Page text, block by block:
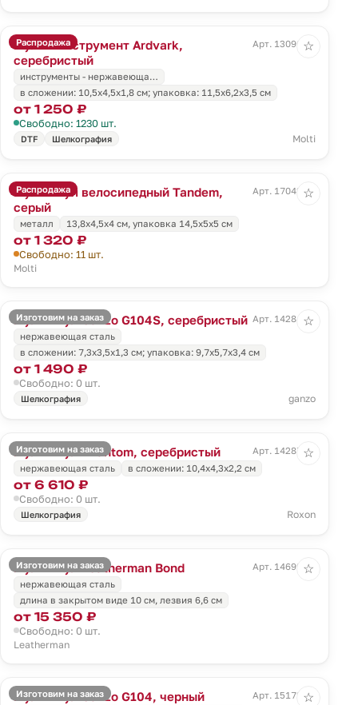
Распродажа
Мультиинструмент Ardvark,
серебристый
Арт. 13090.10
инструменты - нержавеюща…
в сложении: 10,5х4,5х1,8 см; упаковка: 11,5х6,2х3,5 см
от 1 250 ₽
Свободно: 1230 шт.
DTF Шелкография Molti
☆
Распродажа
Мультитул велосипедный Tandem,
серый
Арт. 17042.10
металл 13,8x4,5x4 см, упаковка 14,5х5х5 см
от 1 320 ₽
Свободно: 11 шт.
Molti
☆
Изготовим на заказ
Мультитул Ganzo G104S, серебристый Арт. 14284.10
нержавеющая сталь
в сложении: 7,3х3,5х1,3 см; упаковка: 9,7х5,7х3,4 см
от 1 490 ₽
Свободно: 0 шт.
Шелкография ganzo
☆
Изготовим на заказ
Мультитул Phantom, серебристый
Арт. 14287.10
нержавеющая сталь
в сложении: 10,4х4,3х2,2 см
от 6 610 ₽
Свободно: 0 шт.
Шелкография Roxon
☆
Изготовим на заказ
Мультитул Leatherman Bond
Арт. 14699.10
нержавеющая сталь
длина в закрытом виде 10 см, лезвия 6,6 см
от 15 350 ₽
Свободно: 0 шт.
Leatherman
☆
Изготовим на заказ
Мультитул Ganzo G104, черный
Арт. 15172.30
☆